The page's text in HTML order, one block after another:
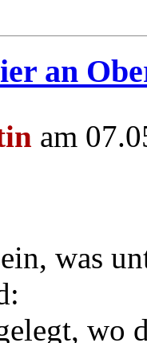
an
am
was
wo